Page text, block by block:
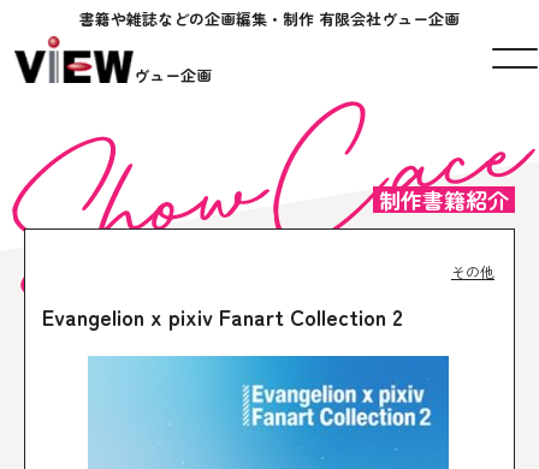
書籍や雑誌などの企画編集・制作 有限会社ヴュー企画
ヴュー企画
制作書籍紹介
その他
Evangelion x pixiv Fanart Collection 2